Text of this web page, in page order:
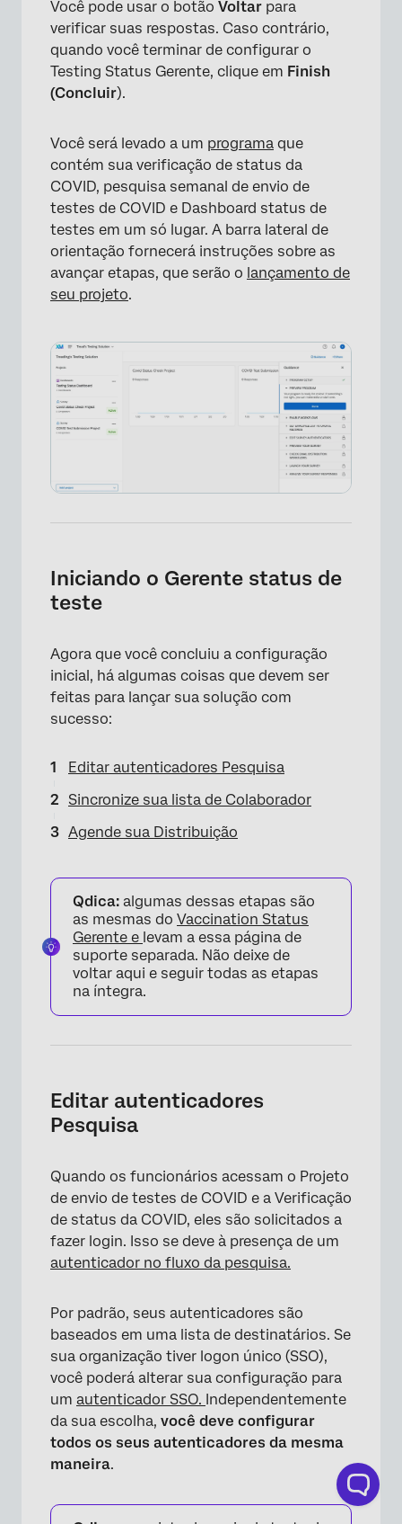
Você pode usar o botão Voltar para
verificar suas respostas. Caso contrário,
quando você terminar de configurar o
Testing Status Gerente, clique em Finish
(Concluir).
Você será levado a um programa que
contém sua verificação de status da
COVID, pesquisa semanal de envio de
testes de COVID e Dashboard status de
testes em um só lugar. A barra lateral de
orientação fornecerá instruções sobre as
avançar etapas, que serão o lançamento de
seu projeto.
×
Iniciando o Gerente status de
teste
Agora que você concluiu a configuração
inicial, há algumas coisas que devem ser
feitas para lançar sua solução com
sucesso:
Editar autenticadores Pesquisa
Sincronize sua lista de Colaborador
Agende sua Distribuição
Qdica: algumas dessas etapas são
as mesmas do Vaccination Status
Gerente e levam a essa página de
suporte separada. Não deixe de
voltar aqui e seguir todas as etapas
na íntegra.
Editar autenticadores
Pesquisa
Quando os funcionários acessam o Projeto
de envio de testes de COVID e a Verificação
de status da COVID, eles são solicitados a
fazer login. Isso se deve à presença de um
autenticador no fluxo da pesquisa.
Por padrão, seus autenticadores são
baseados em uma lista de destinatários. Se
sua organização tiver logon único (SSO),
você poderá alterar sua configuração para
um autenticador SSO. Independentemente
da sua escolha, você deve configurar
todos os seus autenticadores da mesma
maneira.